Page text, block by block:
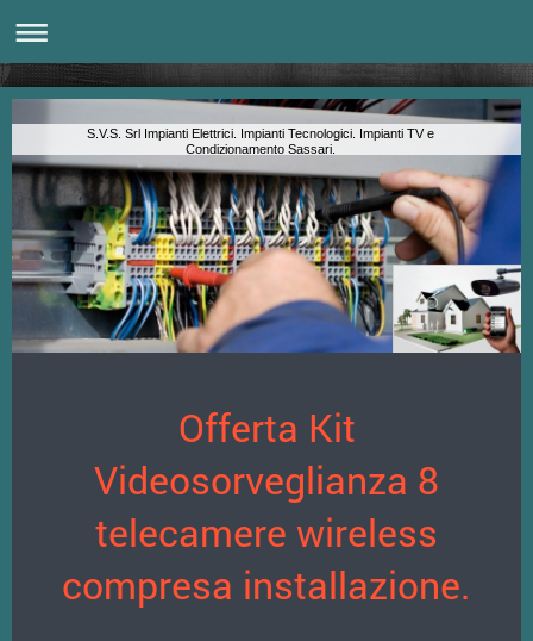
S.V.S. Srl Impianti Elettrici. Impianti Tecnologici. Impianti TV e
Condizionamento Sassari.
Offerta Kit
Videosorveglianza 8
telecamere wireless
compresa installazione.